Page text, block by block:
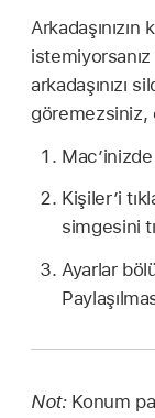
arkadaşınızı
göremezsiniz,
Kişiler’i
simgesini
Ayarlar
Not: Konum